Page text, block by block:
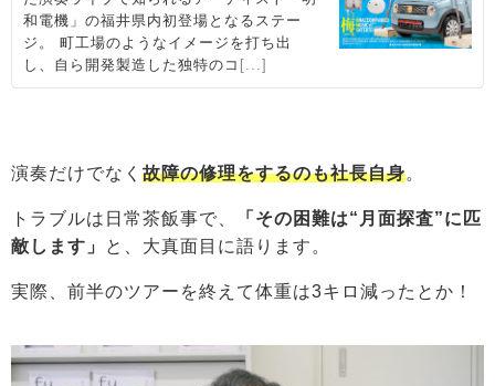
演奏だけでなく 故障の修理をするのも社長自身。
トラブルは日常茶飯事で、
「その困難は“月面探査”に匹
敵します」
と、大真面目に語ります。
実際、前半のツアーを終えて体重は3キロ減ったとか！